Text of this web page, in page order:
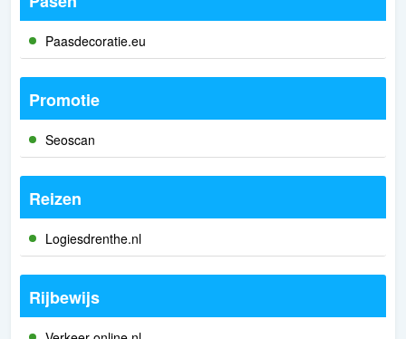
Paasdecoratie.eu
Promotie
Seoscan
Reizen
Logiesdrenthe.nl
Rijbewijs